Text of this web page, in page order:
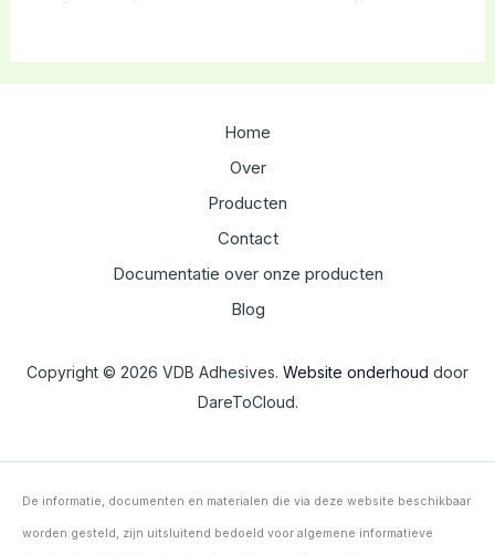
Home
Over
Producten
Contact
Documentatie over onze producten
Blog
Copyright © 2026 VDB Adhesives. Website onderhoud door
DareToCloud.
De informatie, documenten en materialen die via deze website beschikbaar
worden gesteld, zijn uitsluitend bedoeld voor algemene informatieve